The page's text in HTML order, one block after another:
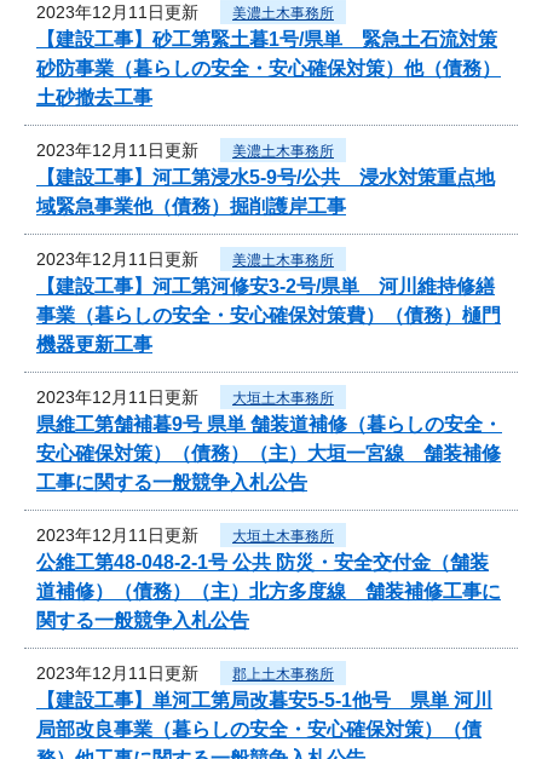
2023年12月11日更新 美濃土木事務所
【建設工事】砂工第緊土暮1号/県単 緊急土石流対策
砂防事業（暮らしの安全・安心確保対策）他（債務）
土砂撤去工事
2023年12月11日更新 美濃土木事務所
【建設工事】河工第浸水5-9号/公共 浸水対策重点地
域緊急事業他（債務）掘削護岸工事
2023年12月11日更新 美濃土木事務所
【建設工事】河工第河修安3-2号/県単 河川維持修繕
事業（暮らしの安全・安心確保対策費）（債務）樋門
機器更新工事
2023年12月11日更新 大垣土木事務所
県維工第舗補暮9号 県単 舗装道補修（暮らしの安全・
安心確保対策）（債務）（主）大垣一宮線 舗装補修
工事に関する一般競争入札公告
2023年12月11日更新 大垣土木事務所
公維工第48-048-2-1号 公共 防災・安全交付金（舗装
道補修）（債務）（主）北方多度線 舗装補修工事に
関する一般競争入札公告
2023年12月11日更新 郡上土木事務所
【建設工事】単河工第局改暮安5-5-1他号 県単 河川
局部改良事業（暮らしの安全・安心確保対策）（債